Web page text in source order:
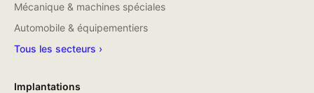
Mécanique & machines spéciales
Automobile & équipementiers
Tous les secteurs ›
Implantations